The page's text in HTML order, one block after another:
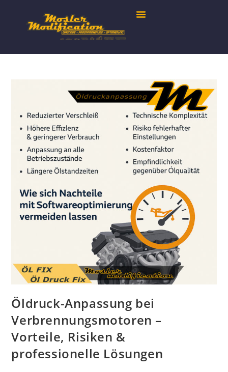
Öldruck-Anpassung bei
Verbrennungsmotoren –
Vorteile, Risiken &
professionelle Lösungen